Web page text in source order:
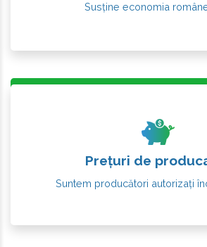
Susține economia
Prețuri de
Suntem producători autorizați